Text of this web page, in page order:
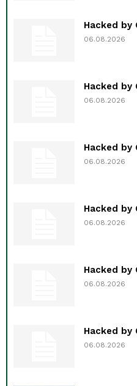
Hacked by
06.08.2026
Hacked by
06.08.2026
Hacked by
06.08.2026
Hacked by
06.08.2026
Hacked by
06.08.2026
Hacked by
06.08.2026